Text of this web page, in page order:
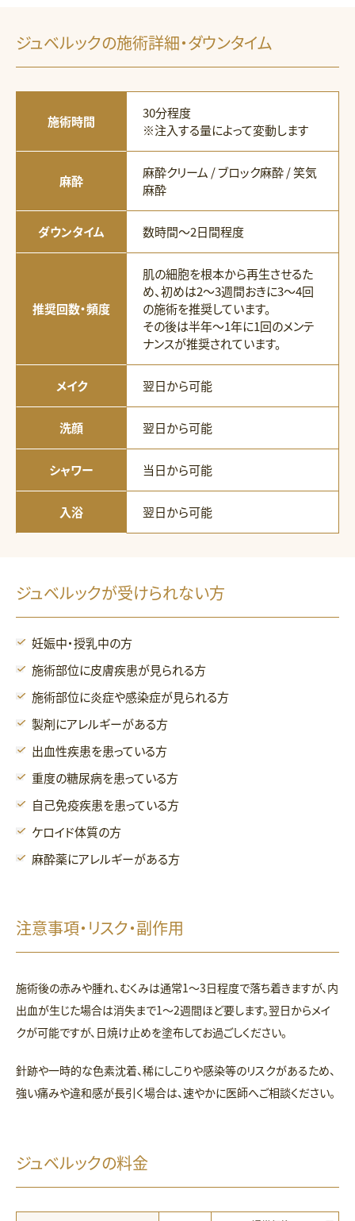
ジュベルックの施術詳細・ダウンタイム
施術時間
30分程度
※注入する量によって変動します
麻酔
麻酔クリーム / ブロック麻酔 / 笑気
麻酔
ダウンタイム 数時間〜2日間程度
推奨回数・頻度
肌の細胞を根本から再生させるた
め、初めは2〜3週間おきに3〜4回
の施術を推奨しています。
その後は半年〜1年に1回のメンテ
ナンスが推奨されています。
メイク 翌日から可能
洗顔 翌日から可能
シャワー 当日から可能
入浴 翌日から可能
ジュベルックが受けられない方
妊娠中・授乳中の方
施術部位に皮膚疾患が見られる方
施術部位に炎症や感染症が見られる方
製剤にアレルギーがある方
出血性疾患を患っている方
重度の糖尿病を患っている方
自己免疫疾患を患っている方
ケロイド体質の方
麻酔薬にアレルギーがある方
注意事項・リスク・副作用
施術後の赤みや腫れ、むくみは通常1〜3日程度で落ち着きますが、内
出血が生じた場合は消失まで1〜2週間ほど要します。翌日からメイ
クが可能ですが、日焼け止めを塗布してお過ごしください。
針跡や一時的な色素沈着、稀にしこりや感染等のリスクがあるため、
強い痛みや違和感が長引く場合は、速やかに医師へご相談ください。
ジュベルックの料金